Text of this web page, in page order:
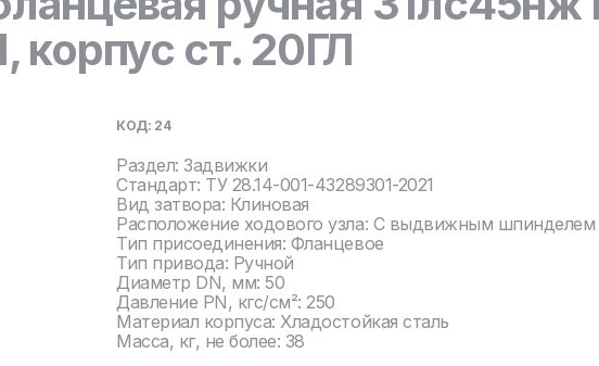
ст. 20ГЛ
КОД: 24
Раздел: Задвижки
Стандарт: ТУ 28.14-001-43289301-2021
Вид затвора: Клиновая
Расположение ходового узла: С выдвижным шпинделем
Тип присоединения: Фланцевое
Тип привода: Ручной
Диаметр DN, мм: 50
Давление PN, кгс/см²: 250
Материал корпуса: Хладостойкая сталь
Масса, кг, не более: 38